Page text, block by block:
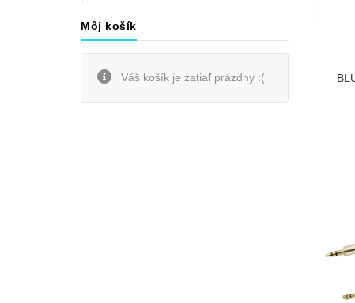
Môj košík
Váš košík je zatiaľ prázdny :(